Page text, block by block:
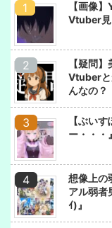
【画像
Vtuber見
【疑問
Vtuberと
んなの？
【ぶい
ー・・・』
想像上の
アル弱者
ｲ)』